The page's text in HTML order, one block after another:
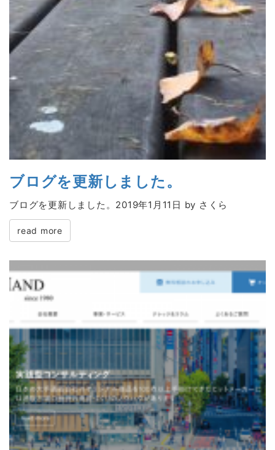
ブログを更新しました。
ブログを更新しました。2019年1月11日 by さくら
read more